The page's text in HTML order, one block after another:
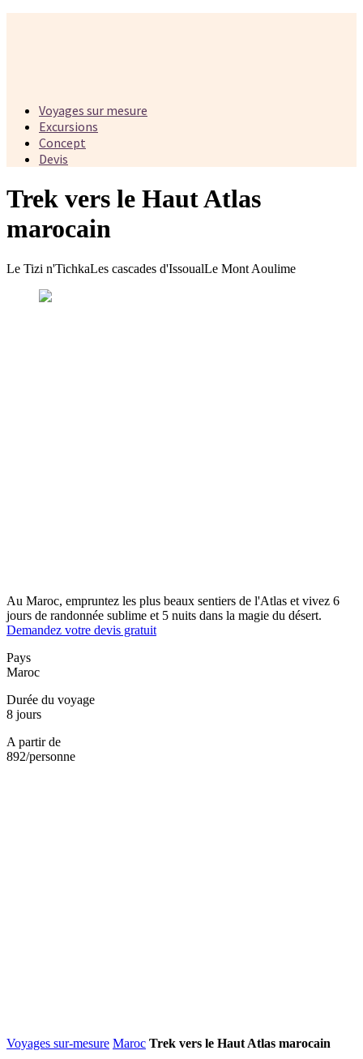
Voyages sur mesure
Excursions
Concept
Devis
Trek vers le Haut Atlas
marocain
Le Tizi n'TichkaLes cascades d'IssoualLe Mont Aoulime
Au Maroc, empruntez les plus beaux sentiers de l'Atlas et vivez 6
jours de randonnée sublime et 5 nuits dans la magie du désert.
Demandez votre devis gratuit
Pays
Maroc
Durée du voyage
8 jours
A partir de
892/personne
Voyages sur-mesure Maroc Trek vers le Haut Atlas marocain